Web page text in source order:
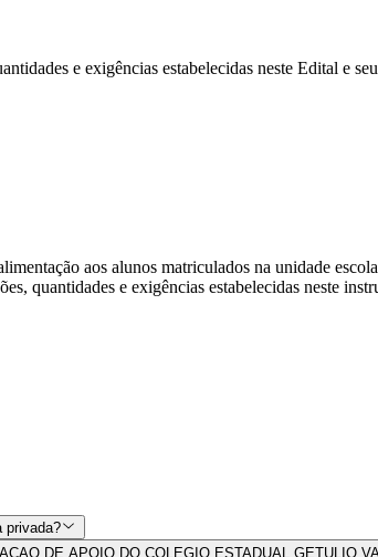
e exigências estabelecidas neste Edital e
aos alunos matriculados na unidade
quantidades e exigências estabelecidas neste
privada?
DE APOIO DO COLEGIO ESTADUAL GETULIO